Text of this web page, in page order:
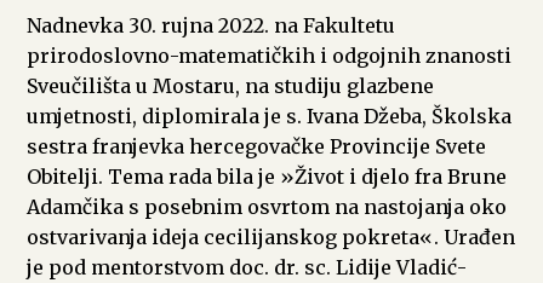
Nadnevka 30. rujna 2022. na Fakultetu
prirodoslovno-matematičkih i odgojnih znanosti
Sveučilišta u Mostaru, na studiju glazbene
umjetnosti, diplomirala je s. Ivana Džeba, Školska
sestra franjevka hercegovačke Provincije Svete
Obitelji. Tema rada bila je »Život i djelo fra Brune
Adamčika s posebnim osvrtom na nastojanja oko
ostvarivanja ideja cecilijanskog pokreta«. Urađen
je pod mentorstvom doc. dr. sc. Lidije Vladić-